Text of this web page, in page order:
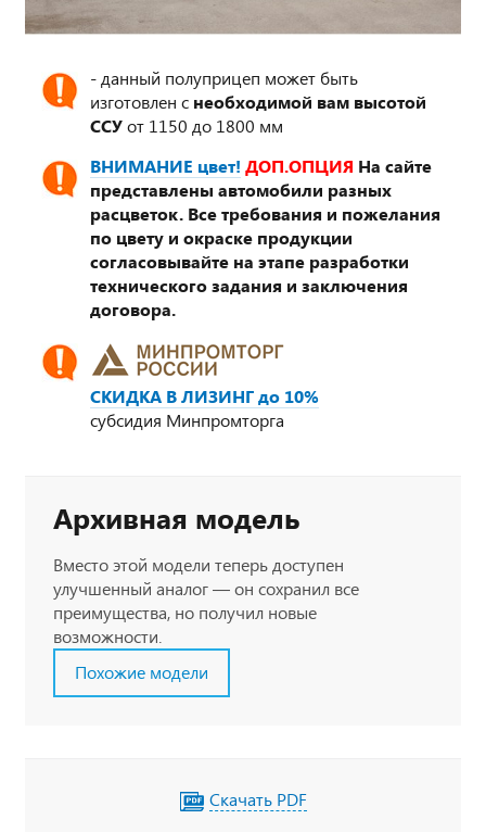
- данный полуприцеп может быть
изготовлен с необходимой вам высотой
ССУот 1150 до 1800 мм
ВНИМАНИЕ цвет! ДОП.ОПЦИЯ На сайте
представлены автомобили разных
расцветок. Все требования и пожелания
по цвету и окраске продукции
согласовывайте на этапе разработки
технического задания и заключения
договора.
СКИДКА В ЛИЗИНГ до 10%
субсидия Минпромторга
Архивная модель
Вместо этой модели теперь доступен
улучшенный аналог — он сохранил все
преимущества, но получил новые
возможности.
Похожие модели
Скачать PDF